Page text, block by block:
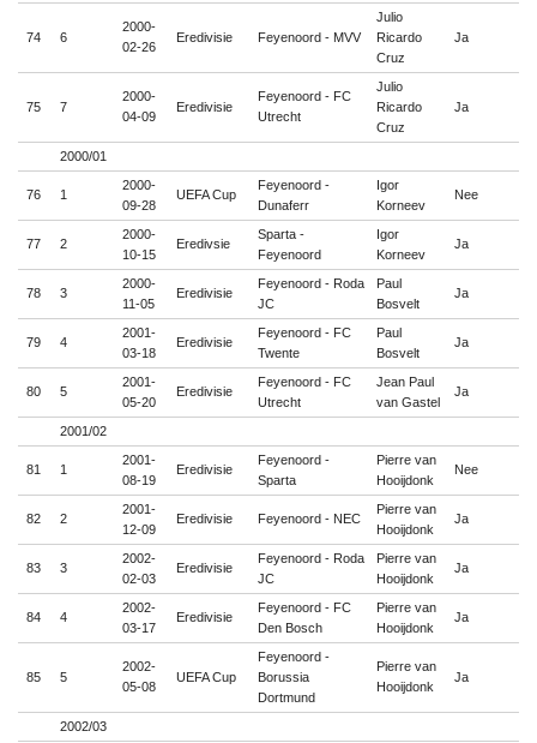
74 6
2000-
02-26
Eredivisie Feyenoord - MVV
Julio
Ricardo
Cruz
Ja
75 7
2000-
04-09
Eredivisie
Feyenoord - FC
Utrecht
Julio
Ricardo
Cruz
Ja
2000/01
76 1
2000-
09-28
UEFA Cup
Feyenoord -
Dunaferr
Igor
Korneev
Nee
77 2
2000-
10-15
Eredivsie
Sparta -
Feyenoord
Igor
Korneev
Ja
78 3
2000-
11-05
Eredivisie
Feyenoord - Roda
JC
Paul
Bosvelt
Ja
79 4
2001-
03-18
Eredivisie
Feyenoord - FC
Twente
Paul
Bosvelt
Ja
80 5
2001-
05-20
Eredivisie
Feyenoord - FC
Utrecht
Jean Paul
van Gastel
Ja
2001/02
81 1
2001-
08-19
Eredivisie
Feyenoord -
Sparta
Pierre van
Hooijdonk
Nee
82 2
2001-
12-09
Eredivisie Feyenoord - NEC
Pierre van
Hooijdonk
Ja
83 3
2002-
02-03
Eredivisie
Feyenoord - Roda
JC
Pierre van
Hooijdonk
Ja
84 4
2002-
03-17
Eredivisie
Feyenoord - FC
Den Bosch
Pierre van
Hooijdonk
Ja
85 5
2002-
05-08
UEFA Cup
Feyenoord -
Borussia
Dortmund
Pierre van
Hooijdonk
Ja
2002/03